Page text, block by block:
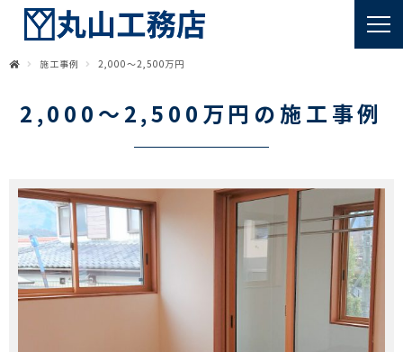
施工事例 2,000～2,500万円
2,000～2,500万円の施工事例